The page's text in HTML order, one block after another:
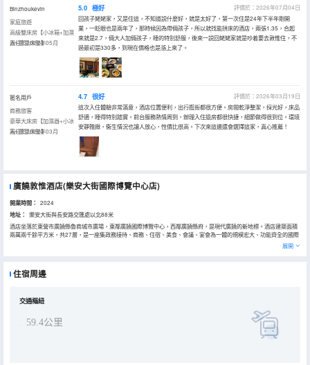
Binzhoukevin
家庭旅遊
高級雙床房【小冰箱+加濕
器+慕思床墊】
入住於2026年05月
5.0 極好
評價於：2026年07月04日
回孩子姥姥家，又是住這，不知道説什麼好，就是太好了，第一次住是24年下半年剛開
業，一眨眼也是兩年了，那時候因為帶倆孩子，所以就找能拼床的酒店，兩張1.35，合起
來就是2.7，倆大人加倆孩子，睡的特別舒服，後來一説回姥姥家就是吵着要去敦惟住，不
過最初是330多，到現在價格也是漲上來了。
匿名用戶
商務旅客
豪華大床房【加濕器+小冰
箱+慕思床墊】
入住於2026年03月
4.7 很好
評價於：2026年03月19日
這次入住體驗非常滿意，酒店位置便利，出行逛街都很方便。房間乾淨整潔，採光好，床品
舒適，睡得特別踏實。前台服務熱情周到，辦理入住退房都很快捷，細節做得很到位。環境
安靜雅緻，衞生情況也讓人放心，性價比很高。下次來這邊還會選擇這家，真心推薦！
廣饒敦惟酒店(樂安大街國際博覽中心店)
開業時間： 2024
地址：
樂安大街與長安路交匯處以北88米
酒店坐落於東營市廣饒縣魯商城市廣場，東鄰廣饒國際博覽中心，西鄰廣饒縣府，是現代廣饒的新地標。酒店建築面積
兩萬兩千餘平方米，共27層，是一座集政務接待、商務、住宿、美食、會議、宴會為一體的規模宏大、功能齊全的國際
綜合性接待酒店。酒店地理位置優越，交通便利，位於城市主幹道樂安大街，周邊有廣饒縣政府，廣饒汽車站，毗鄰孫
子文化旅遊區，步行到廣饒國際博覽中心、廣饒縣公安局、財政局、國土資源局、國家電網等政府單位駐地僅需5分鐘
家常菜、高檔海鮮等精緻的養生菜品。自助早餐廳彙集各種家常特色菜、南北風味小吃等。 會議宴會中心設有可容納
的疲倦，尊享酒店舒心之旅。
展開
住宿周邊
交通樞紐
59.4公里